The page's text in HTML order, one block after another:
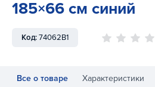
185×66 см синий
Код:74062B1
Все о товаре Характеристики